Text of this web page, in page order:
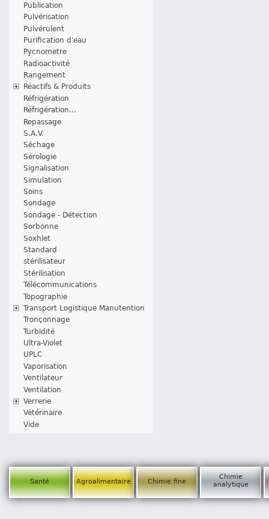
Publication
Pulvérisation
Pulvérulent
Purification d'eau
Pycnometre
Radioactivité
Rangement
Réactifs & Produits
Réfrigération
Réfrigération...
Repassage
S.A.V.
Séchage
Sérologie
Signalisation
Simulation
Soins
Sondage
Sondage - Détection
Sorbonne
Soxhlet
Standard
stérilisateur
Stérilisation
Télécommunications
Topographie
Transport Logistique Manutention
Tronçonnage
Turbidité
Ultra-Violet
UPLC
Vaporisation
Ventilateur
Ventilation
Verrerie
Vétérinaire
Vide
Santé Agroalimentaire Chimie fine
Chimie
analytique